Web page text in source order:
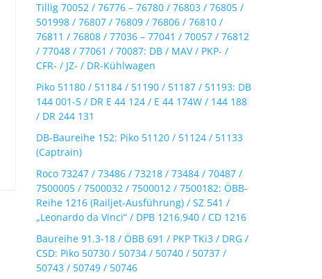
Tillig 70052 / 76776 – 76780 / 76803 / 76805 /
501998 / 76807 / 76809 / 76806 / 76810 /
76811 / 76808 / 77036 – 77041 / 70057 / 76812
/ 77048 / 77061 / 70087: DB / MAV / PKP- /
CFR- / JZ- / DR-Kühlwagen
Piko 51180 / 51184 / 51190 / 51187 / 51193: DB
144 001-5 / DR E 44 124 / E 44 174W / 144 188
/ DR 244 131
DB-Baureihe 152: Piko 51120 / 51124 / 51133
(Captrain)
Roco 73247 / 73486 / 73218 / 73484 / 70487 /
7500005 / 7500032 / 7500012 / 7500182: ÖBB-
Reihe 1216 (Railjet-Ausführung) / SZ 541 /
„Leonardo da Vinci“ / DPB 1216.940 / CD 1216
Baureihe 91.3-18 / ÖBB 691 / PKP TKi3 / DRG /
CSD: Piko 50730 / 50734 / 50740 / 50737 /
50743 / 50749 / 50746